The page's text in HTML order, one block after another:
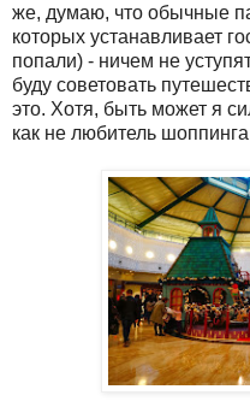
же, думаю, что обычные
которых устанавливает
попали) - ничем не
буду советовать
это. Хотя, быть может я
как не любитель